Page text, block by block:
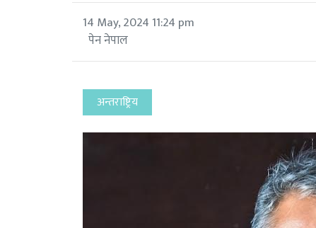
14 May, 2024 11:24 pm
पेन नेपाल
अन्तराष्ट्रिय